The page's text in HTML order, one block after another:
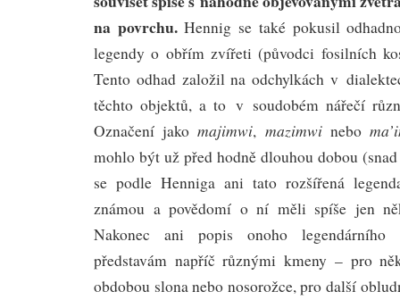
na povrchu.Hennig se také pokusil
legendy o obřím zvířeti (původci fosilních
Tento odhad založil na odchylkách v
těchto objektů, a to v soudobém nářečí
Označení jakomajimwi, mazimwinebo
mohlo být už před hodně dlouhou dobou
se podle Henniga ani tato rozšířená
známou a povědomí o ní měli spíše jen
Nakonec ani popis onoho legendárního
představám napříč různými kmeny – pro
obdobou slona nebo nosorožce, pro další